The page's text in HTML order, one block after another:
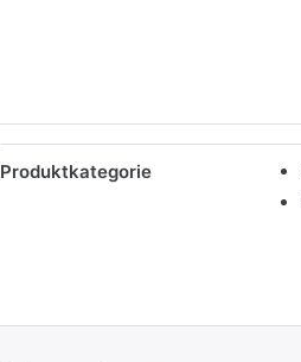
Produktkategorie